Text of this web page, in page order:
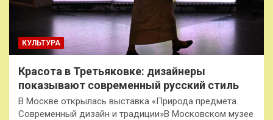
КУЛЬТУРА
Красота в Третьяковке: дизайнеры
показывают современный русский стиль
В Москве открылась выставка «Природа предмета.
Современный дизайн и традиции»В Московском музее